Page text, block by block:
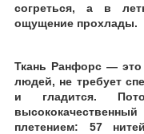
согреться, а в
ощущение прохлады.
Ткань Ранфорс ―
людей, не требует
и
гладится.
плетением: 57